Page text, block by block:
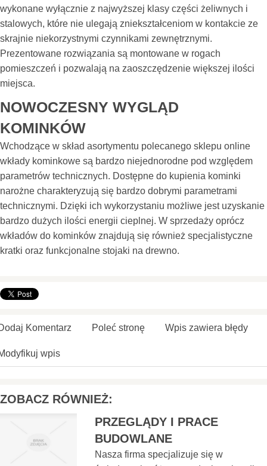
wykonane wyłącznie z najwyższej klasy części żeliwnych i
stalowych, które nie ulegają zniekształceniom w kontakcie ze
skrajnie niekorzystnymi czynnikami zewnętrznymi.
Prezentowane rozwiązania są montowane w rogach
pomieszczeń i pozwalają na zaoszczędzenie większej ilości
miejsca.
NOWOCZESNY WYGLĄD
KOMINKÓW
Wchodzące w skład asortymentu polecanego sklepu online
wkłady kominkowe są bardzo niejednorodne pod względem
parametrów technicznych. Dostępne do kupienia kominki
narożne charakteryzują się bardzo dobrymi parametrami
technicznymi. Dzięki ich wykorzystaniu możliwe jest uzyskanie
bardzo dużych ilości energii cieplnej. W sprzedaży oprócz
wkładów do kominków znajdują się również specjalistyczne
kratki oraz funkcjonalne stojaki na drewno.
Komentarz Poleć stronę Wpis zawiera błędy
wpis
ZOBACZ RÓWNIEŻ:
PRZEGLĄDY I PRACE
BUDOWLANE
Nasza firma specjalizuje się w